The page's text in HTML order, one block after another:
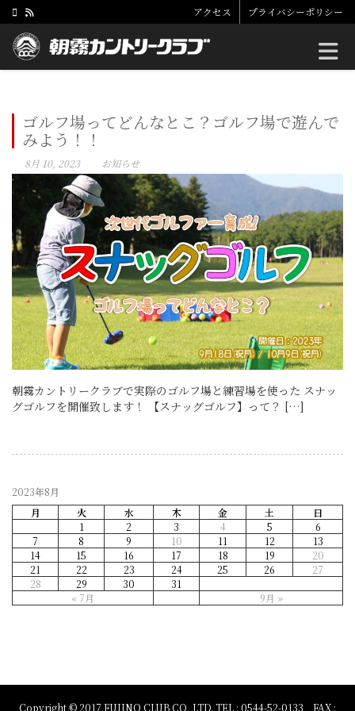
アクセス プライバシーポリシー
ゴルフ場ってどんなとこ？ゴルフ場で遊んで
みよう！！
8月 10, 2023 お知らせ
朝霧カントリークラブで実際のゴルフ場と練習場を使った スナッ
グゴルフを開催致します！ 【スナッグゴルフ】って？ […]
2023年8月
月
火 水 木 金 土 日
« 7月 9月 »
1 2 3 4 5
6
7
8 9 10 11 12
13
14
15 16 17 18 19
20
21
22 23 24 25 26
27
28
29 30 31
Copyright © 2017.FUJINO CLUB CO.,LTD. TEL : 0544-52-0133 FAX :